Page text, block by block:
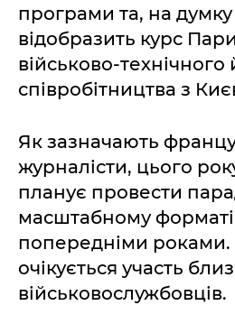
програми та, на думку
відобразить курс
військово-
співробітництва з
Як зазначають
журналісти, цього
планує провести
масштабному
попередніми роками.
очікується участь
військовослужбовців.